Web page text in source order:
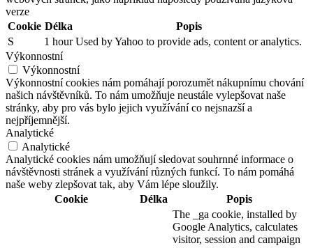
verze
Cookie Délka
Popis
S
1 hour Used by Yahoo to provide ads, content or analytics.
Výkonnostní
Výkonnostní
Výkonnostní cookies nám pomáhají porozumět nákupnímu chování
našich návštěvníků. To nám umožňuje neustále vylepšovat naše
stránky, aby pro vás bylo jejich využívání co nejsnazší a
nejpříjemnější.
Analytické
Analytické
Analytické cookies nám umožňují sledovat souhrnné informace o
návštěvnosti stránek a využívání různých funkcí. To nám pomáhá
naše weby zlepšovat tak, aby Vám lépe sloužily.
Cookie
Délka Popis
The _ga cookie, installed by
Google Analytics, calculates
visitor, session and campaign